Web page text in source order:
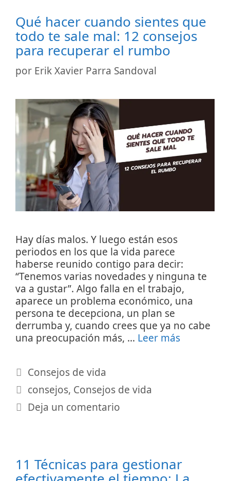
Qué hacer cuando sientes que
todo te sale mal: 12 consejos
para recuperar el rumbo
por Erik Xavier Parra Sandoval
Hay días malos. Y luego están esos
periodos en los que la vida parece
haberse reunido contigo para decir:
“Tenemos varias novedades y ninguna te
va a gustar”. Algo falla en el trabajo,
aparece un problema económico, una
persona te decepciona, un plan se
derrumba y, cuando crees que ya no cabe
una preocupación más, … Leer más
Categorías
Consejos de vida
Etiquetas
consejos, Consejos de vida
Deja un comentario
11 Técnicas para gestionar